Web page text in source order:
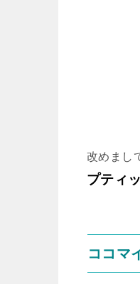
改めまし
プティ
ココマ